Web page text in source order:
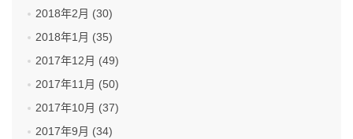
2018年2月 (30)
2018年1月 (35)
2017年12月 (49)
2017年11月 (50)
2017年10月 (37)
2017年9月 (34)